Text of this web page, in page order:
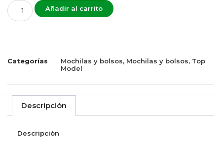
Añadir al carrito
Categorías Mochilas y bolsos, Mochilas y bolsos, Top
Model
Descripción
Descripción